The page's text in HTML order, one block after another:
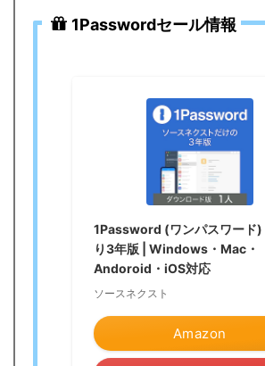
1Passwordセール情報
1Password (ワンパスワード)
り3年版 | Windows・Mac・
Andoroid・iOS対応
ソースネクスト
Amazon